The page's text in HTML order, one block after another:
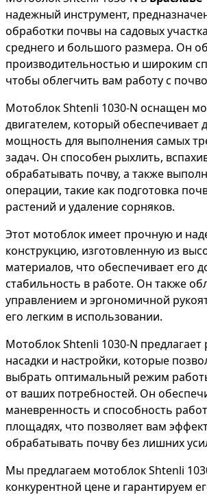
надежный инструмент,
обработки почвы на садовых
среднего и большого размера. Он
производительностью и широким
чтобы облегчить вам работу с
Мотоблок Shtenli 1030-N оснащен
двигателем, который обеспечивает
мощность для выполнения самых
задач. Он способен рыхлить,
обрабатывать почву, а также
операции, такие как подготовка
растений и удаление сорняков.
Этот мотоблок имеет прочную и
конструкцию, изготовленную из
материалов, что обеспечивает его
стабильность в работе. Он также
управлением и эргономичной
его легким в использовании.
Мотоблок Shtenli 1030-N
насадки и настройки, которые
выбрать оптимальный режим
от ваших потребностей. Он
маневренность и способность
площадях, что позволяет вам
обрабатывать почву без лишних
Мы предлагаем мотоблок Shtenli
конкурентной цене и гарантируем